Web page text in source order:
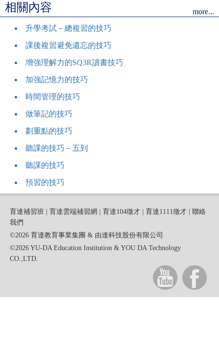
more...
相關內容
升學考試－總複習的技巧
課後複習避免遺忘的技巧
增強理解力的SQ3R讀書技巧
加強記憶力的技巧
時間管理的技巧
做筆記的技巧
劃重點的技巧
聽課的技巧－五到
聽課的技巧
預習的技巧
育達補習班 育達雲端補習網 育達104徵才 育達1111徵才
聯絡
我們
©2026 育達教育事業集團 & 由達科技股份有限公司
©2026 YU-DA Education Institution & YOU DA Technology
CO.,LTD.